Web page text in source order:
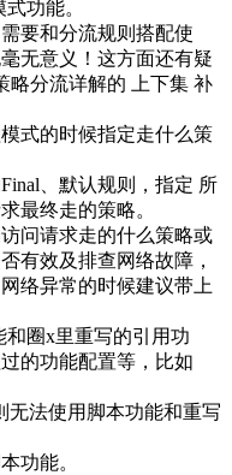
功能。
要和分流规则搭配使
无意义！这方面还有疑
略分流详解的 上下集 补
式的时候指定走什么策
、默认规则，指定 所
最终走的策略。
问请求走的什么策略或
有效及排查网络故障，
络异常的时候建议带上
和圈x里重写的引用功
的功能配置等，比如
无法使用脚本功能和重写
功能。